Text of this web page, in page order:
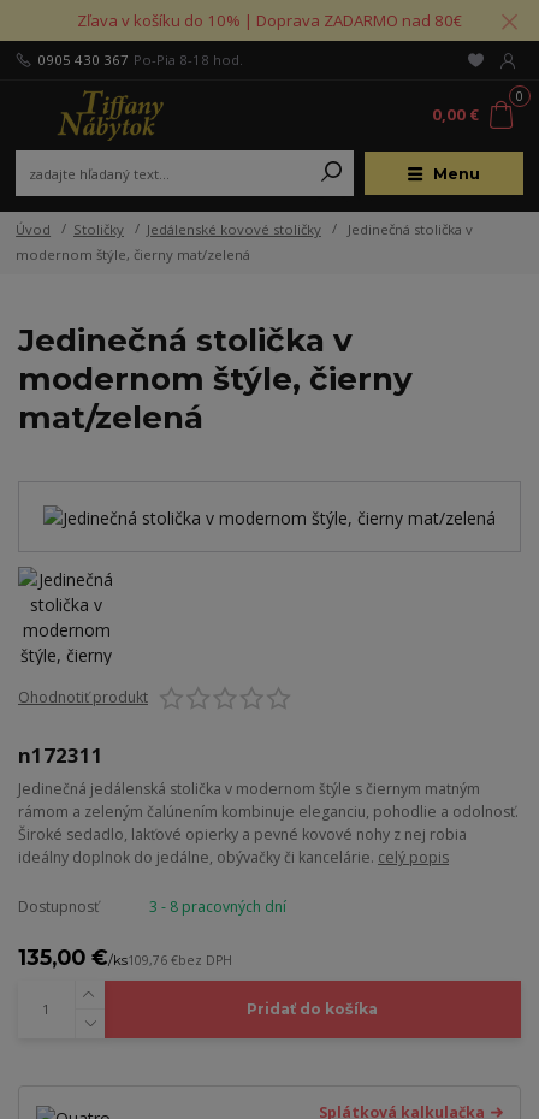
Zľava v košíku do 10% | Doprava ZADARMO nad 80€
Menu
0905 430 367 Po-Pia 8-18 hod.
0
0,00 €
Úvod Stoličky Jedálenské kovové stoličky
Jedinečná stolička v
modernom štýle, čierny mat/zelená
Jedinečná stolička v
modernom štýle, čierny
mat/zelená
Ohodnotiť produkt
n172311
Jedinečná jedálenská stolička v modernom štýle s čiernym matným
rámom a zeleným čalúnením kombinuje eleganciu, pohodlie a odolnosť.
Široké sedadlo, lakťové opierky a pevné kovové nohy z nej robia
ideálny doplnok do jedálne, obývačky či kancelárie. celý popis
Dostupnosť 3 - 8 pracovných dní
135,00 €/ks109,76 €bez DPH
Pridať do košíka
Splátková kalkulačka